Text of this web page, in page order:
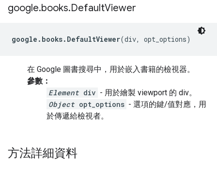
google.books.DefaultViewer
google.books.DefaultViewer(div, opt_options)
在 Google 圖書搜尋中，用於嵌入書籍的檢視器。
參數：
Element div - 用於繪製 viewport 的 div。
Object opt_options - 選項的鍵/值對應，用
於傳遞給檢視者。
方法詳細資料